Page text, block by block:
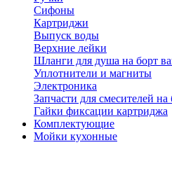
Сифоны
Картриджи
Выпуск воды
Верхние лейки
Шланги для душа на борт
Уплотнители и магниты
Электроника
Запчасти для смесителей
Гайки фиксации картриджа
Комплектующие
Мойки кухонные